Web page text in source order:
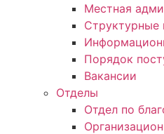
Местная
Структурные
Порядок
Вакансии
Отделы
Отдел по